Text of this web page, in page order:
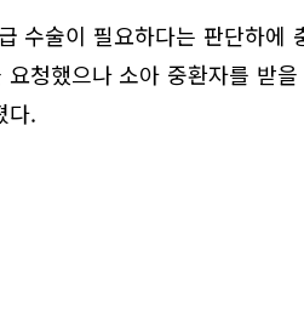
수술이 필요하다는 판단하에
요청했으나 소아 중환자를 받
다.